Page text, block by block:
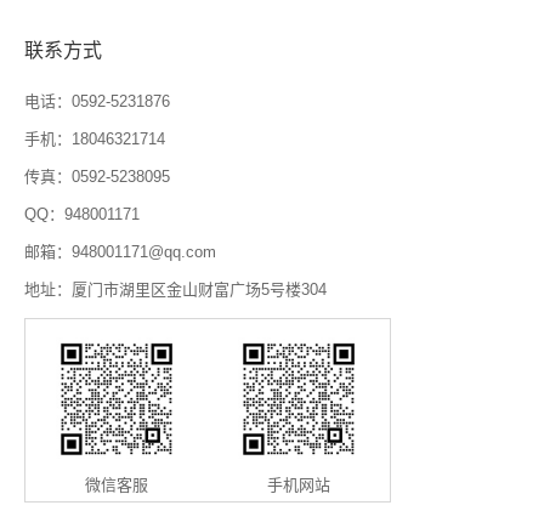
联系方式
电话：0592-5231876
手机：18046321714
传真：0592-5238095
QQ：948001171
邮箱：948001171@qq.com
地址：厦门市湖里区金山财富广场5号楼304
微信客服 手机网站